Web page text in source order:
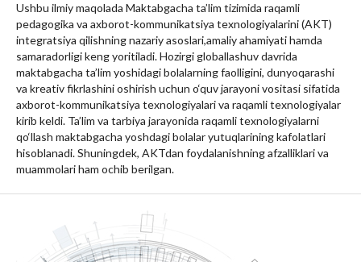
Ushbu ilmiy maqolada Maktabgacha ta’lim tizimida raqamli
pedagogika va axborot-kommunikatsiya texnologiyalarini (AKT)
integratsiya qilishning nazariy asoslari,amaliy ahamiyati hamda
samaradorligi keng yoritiladi. Hozirgi globallashuv davrida
maktabgacha ta’lim yoshidagi bolalarning faolligini, dunyoqarashi
va kreativ fikrlashini oshirish uchun o‘quv jarayoni vositasi sifatida
axborot-kommunikatsiya texnologiyalari va raqamli texnologiyalar
kirib keldi. Ta’lim va tarbiya jarayonida raqamli texnologiyalarni
qo‘llash maktabgacha yoshdagi bolalar yutuqlarining kafolatlari
hisoblanadi. Shuningdek, AKTdan foydalanishning afzalliklari va
muammolari ham ochib berilgan.